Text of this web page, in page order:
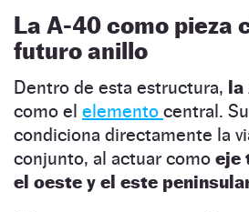
La A-40 como pieza
futuro anillo
Dentro de esta estructura, la
como el elemento central.
condiciona directamente la
conjunto, al actuar como eje
el oeste y el este